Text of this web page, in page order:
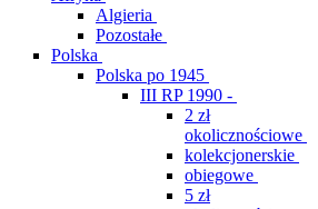
Algieria
Pozostałe
Polska
Polska po 1945
III RP 1990 -
2 zł
okolicznościowe
kolekcjonerskie
obiegowe
5 zł